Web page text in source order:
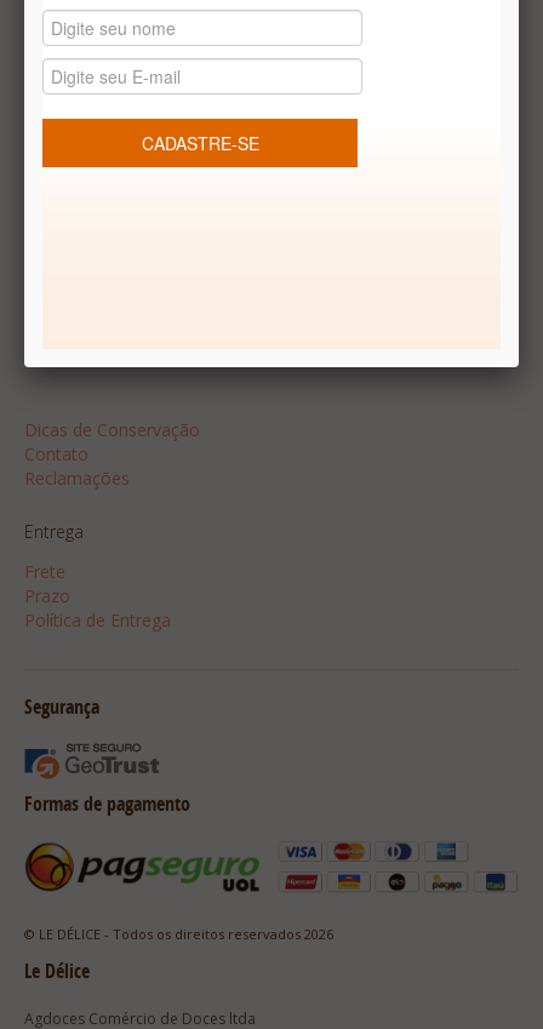
Vale presentes
Produtos temáticos
REDES SOCIAIS
Dicas de Conservação
Contato
Reclamações
Entrega
Frete
Prazo
Política de Entrega
Segurança
Formas de pagamento
© LE DÉLICE - Todos os direitos reservados 2026
Le Délice
Agdoces Comércio de Doces ltda